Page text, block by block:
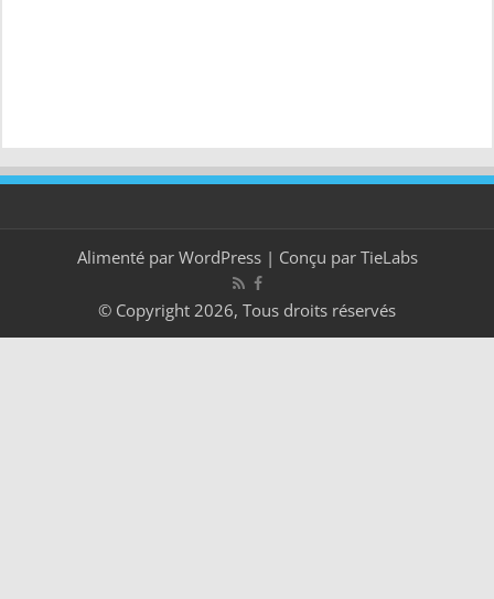
Alimenté par WordPress| Conçu par TieLabs
© Copyright 2026, Tous droits réservés